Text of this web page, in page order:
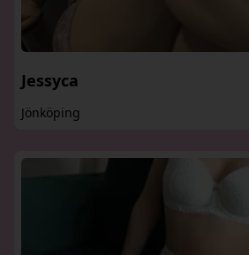
Jessyca
Jönköping